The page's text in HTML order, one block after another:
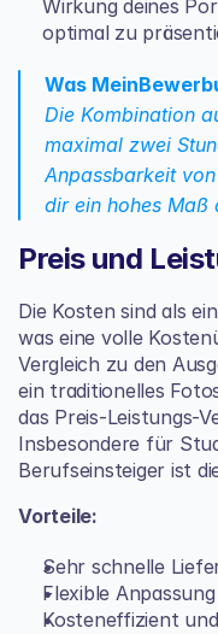
Wirkung deines
optimal zu
Was
Die Kombination
maximal zwei
Anpassbarkeit
dir ein hohes Maß
Preis und
Die Kosten sind als
was eine volle
Vergleich zu den
ein traditionelles
das Preis-Leistungs-
Insbesondere für
Berufseinsteiger ist
Vorteile:
Sehr schnelle
Flexible
Kosteneffizient